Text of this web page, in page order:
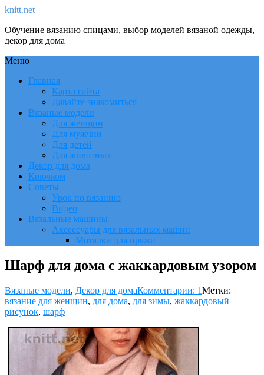
knitt.net
Обучение вязанию спицами, выбор моделей вязаной одежды,
декор для дома
Меню
Главная
Карта сайта
Давайте знакомиться
Вязаные модели
Для женщин
Для мужчин
Для детей
Для животных
Декор для дома
Крючком
Советы
Урок по вязанию
Видео
Вязальные машины
Аксессуары для вязальных машин
Моталки для пряжи
Шарф для дома с жаккардовым узором
Вязаные модели, Декор для домаКомментарии: 1Метки:
вязание для женщин, для дома, для зимы, жаккардовый
рисунок, шарф